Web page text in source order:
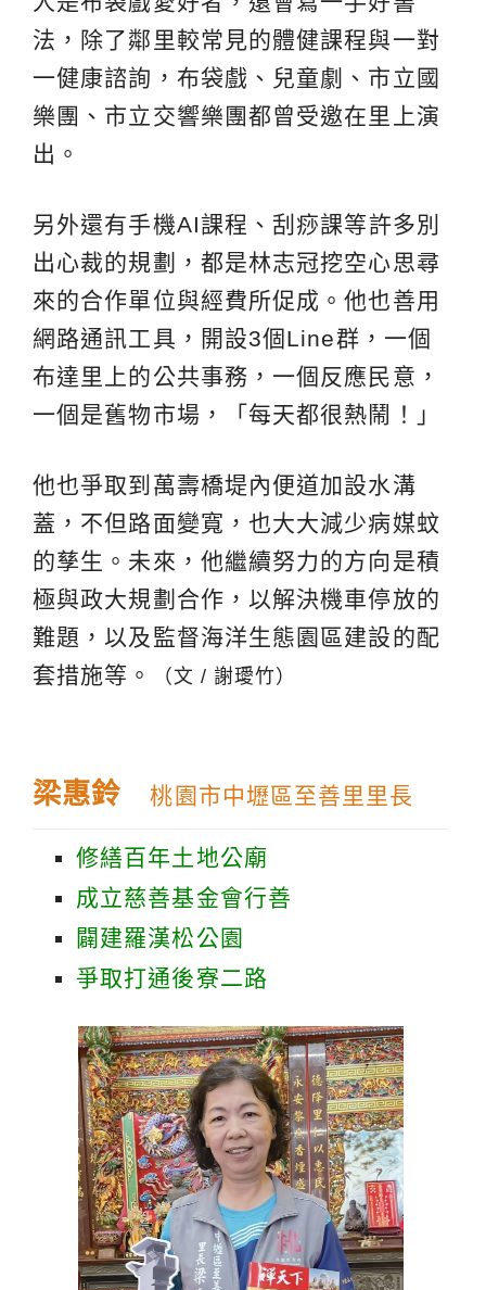
法，除了鄰里較常見的體健課程與一對
一健康諮詢，布袋戲、兒童劇、市立國
樂團、市立交響樂團都曾受邀在里上演
出。
另外還有手機AI課程、刮痧課等許多別
出心裁的規劃，都是林志冠挖空心思尋
來的合作單位與經費所促成。他也善用
網路通訊工具，開設3個Line群，一個
布達里上的公共事務，一個反應民意，
一個是舊物市場，「每天都很熱鬧！」
他也爭取到萬壽橋堤內便道加設水溝
蓋，不但路面變寬，也大大減少病媒蚊
的孳生。未來，他繼續努力的方向是積
極與政大規劃合作，以解決機車停放的
難題，以及監督海洋生態園區建設的配
套措施等。
（文 / 謝璦竹）
梁惠鈴桃園市中壢區至善里里長
修繕百年土地公廟
成立慈善基金會行善
闢建羅漢松公園
爭取打通後寮二路